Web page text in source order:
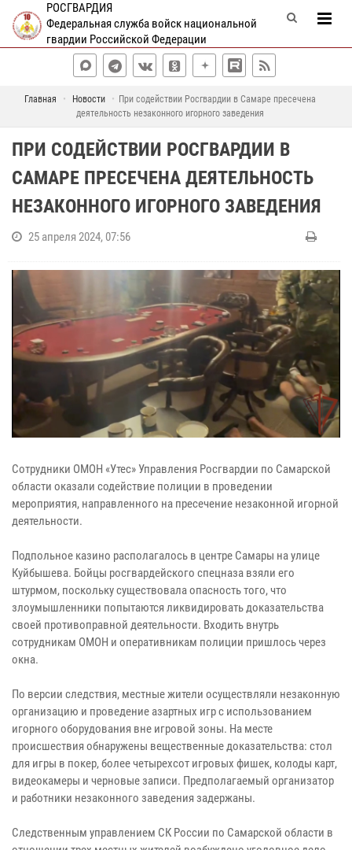
РОСГВАРДИЯ
Федеральная служба войск национальной
гвардии Российской Федерации
Главная Новости
При содействии Росгвардии в Самаре пресечена
деятельность незаконного игорного заведения
ПРИ СОДЕЙСТВИИ РОСГВАРДИИ В
САМАРЕ ПРЕСЕЧЕНА ДЕЯТЕЛЬНОСТЬ
НЕЗАКОННОГО ИГОРНОГО ЗАВЕДЕНИЯ
25 апреля 2024, 07:56
Сотрудники ОМОН «Утес» Управления Росгвардии по Самарской
области оказали содействие полиции в проведении
мероприятия, направленного на пресечение незаконной игорной
деятельности.
Подпольное казино располагалось в центре Самары на улице
Куйбышева. Бойцы росгвардейского спецназа взяли его
штурмом, поскольку существовала опасность того, что
злоумышленники попытаются ликвидировать доказательства
своей противоправной деятельности. Входить внутрь
сотрудникам ОМОН и оперативникам полиции пришлось через
окна.
По версии следствия, местные жители осуществляли незаконную
организацию и проведение азартных игр с использованием
игорного оборудования вне игровой зоны. На месте
происшествия обнаружены вещественные доказательства: стол
для игры в покер, более четырехсот игровых фишек, колоды карт,
видеокамеры и черновые записи. Предполагаемый организатор
и работники незаконного заведения задержаны.
Следственным управлением СК России по Самарской области в